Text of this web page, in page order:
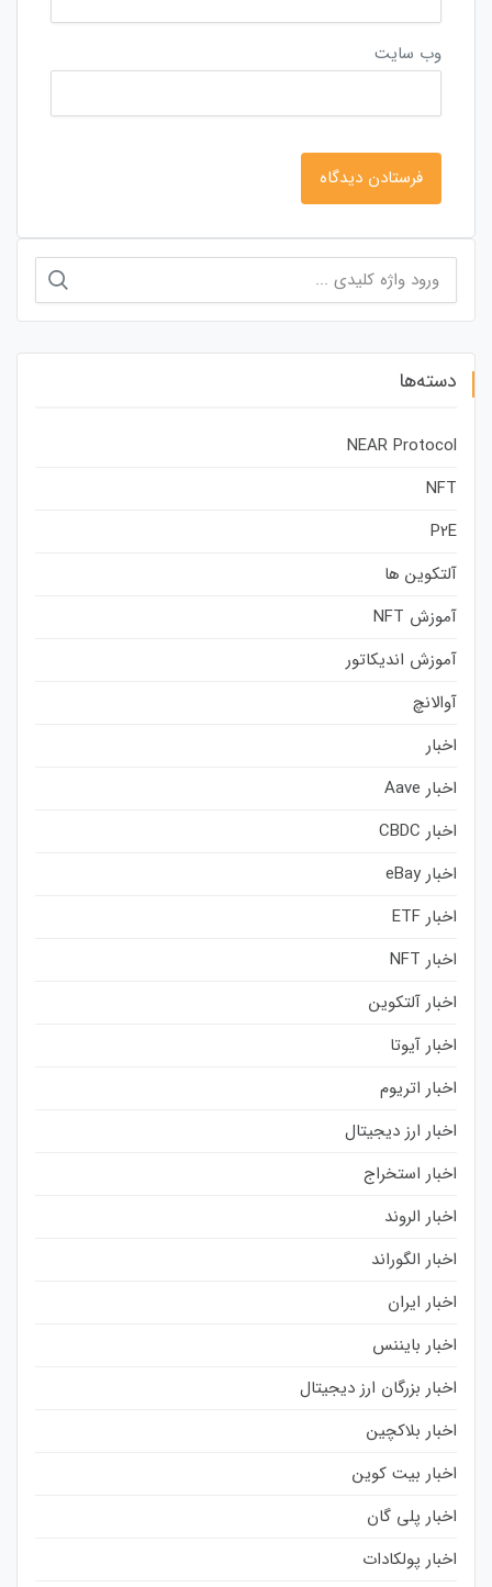
وب‌ سایت
برای:
دسته‌ها
NEAR Protocol
NFT
P2E
آلتکوین ها
آموزش NFT
آموزش اندیکاتور
آوالانچ
اخبار
اخبار Aave
اخبار CBDC
اخبار eBay
اخبار ETF
اخبار NFT
اخبار آلتکوین
اخبار آیوتا
اخبار اتریوم
اخبار ارز دیجیتال
اخبار استخراج
اخبار الروند
اخبار الگوراند
اخبار ایران
اخبار بایننس
اخبار بزرگان ارز دیجیتال
اخبار بلاکچین
اخبار بیت کوین
اخبار پلی گان
اخبار پولکادات